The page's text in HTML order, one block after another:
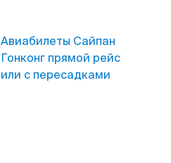
Авиабилеты Сайпан
Гонконг прямой рейс
или с пересадками